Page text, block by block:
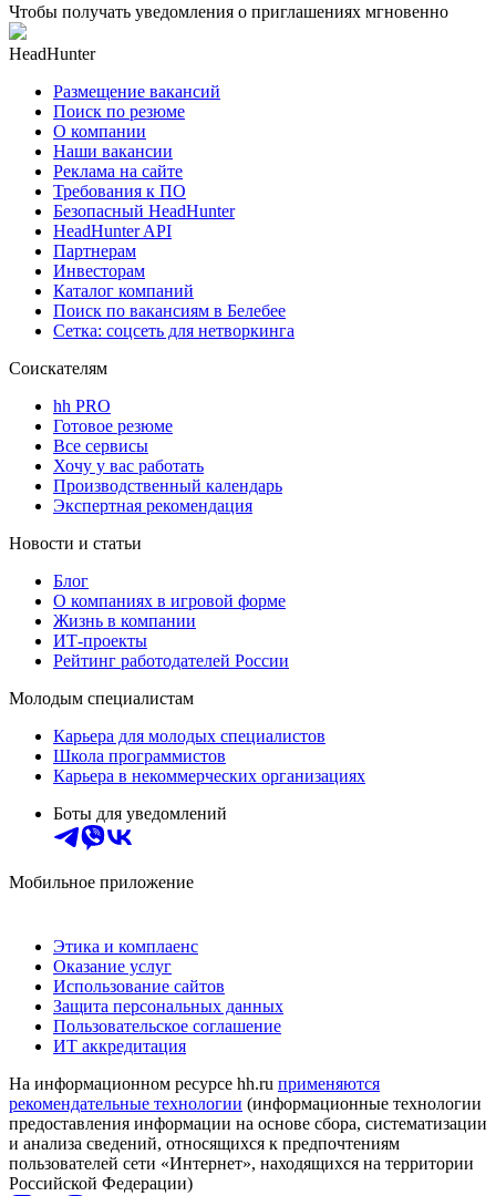
Чтобы получать уведомления о приглашениях мгновенно
HeadHunter
Размещение вакансий
Поиск по резюме
О компании
Наши вакансии
Реклама на сайте
Требования к ПО
Безопасный HeadHunter
HeadHunter API
Партнерам
Инвесторам
Каталог компаний
Поиск по вакансиям в Белебее
Сетка: соцсеть для нетворкинга
Соискателям
hh PRO
Готовое резюме
Все сервисы
Хочу у вас работать
Производственный календарь
Экспертная рекомендация
Новости и статьи
Блог
О компаниях в игровой форме
Жизнь в компании
ИТ-проекты
Рейтинг работодателей России
Молодым специалистам
Карьера для молодых специалистов
Школа программистов
Карьера в некоммерческих организациях
Боты для уведомлений
Мобильное приложение
Этика и комплаенс
Оказание услуг
Использование сайтов
Защита персональных данных
Пользовательское соглашение
ИТ аккредитация
На информационном ресурсе hh.ru применяются
рекомендательные технологии (информационные технологии
предоставления информации на основе сбора, систематизации
и анализа сведений, относящихся к предпочтениям
пользователей сети «Интернет», находящихся на территории
Российской Федерации)